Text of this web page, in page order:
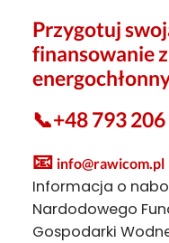
Przygotuj
finansowanie
📞+48 793
📧 info@rawicom.pl
Informacja o
Nardodowego
Gospodarki